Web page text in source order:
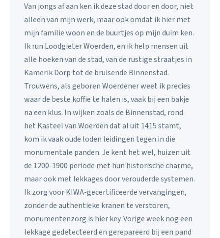
Van jongs af aan ken ik deze stad door en door, niet
alleen van mijn werk, maar ook omdat ik hier met
mijn familie woon en de buurtjes op mijn duim ken.
Ik run Loodgieter Woerden, en ik help mensen uit
alle hoeken van de stad, van de rustige straatjes in
Kamerik Dorp tot de bruisende Binnenstad.
Trouwens, als geboren Woerdener weet ik precies
waar de beste koffie te halen is, vaak bij een bakje
na een klus. In wijken zoals de Binnenstad, rond
het Kasteel van Woerden dat al uit 1415 stamt,
kom ik vaak oude loden leidingen tegen in die
monumentale panden. Je kent het wel, huizen uit
de 1200-1900 periode met hun historische charme,
maar ook met lekkages door verouderde systemen.
Ik zorg voor KIWA-gecertificeerde vervangingen,
zonder de authentieke kranen te verstoren,
monumentenzorg is hier key. Vorige week nog een
lekkage gedetecteerd en gerepareerd bij een pand